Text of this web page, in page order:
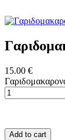
15.00 €
Add to cart